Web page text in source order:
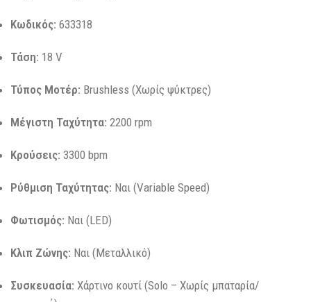
Κωδικός: 633318
Τάση: 18 V
Τύπος Μοτέρ: Brushless (Χωρίς ψύκτρες)
Μέγιστη Ταχύτητα: 2200 rpm
Κρούσεις: 3300 bpm
Ρύθμιση Ταχύτητας: Ναι (Variable Speed)
Φωτισμός: Ναι (LED)
Κλιπ Ζώνης: Ναι (Μεταλλικό)
Συσκευασία: Χάρτινο κουτί (Solo – Χωρίς μπαταρία/